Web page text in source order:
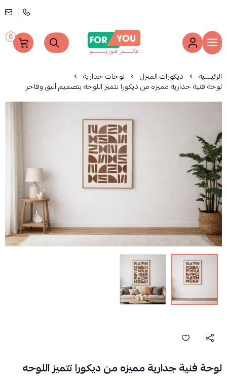
عالم فوريو
0
الرئيسية ديكورات المنزل لوحات جدارية
لوحة فنية جدارية مميزه من ديكورا تتميز اللوحه بتصميم أنيق وفاخر
لوحة فنية جدارية مميزه من ديكورا تتميز اللوحه